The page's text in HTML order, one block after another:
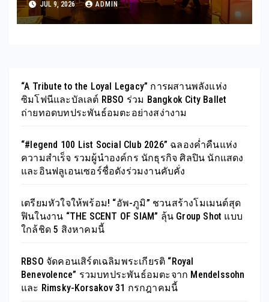
ไฟ ในธีม “SON(G)EVITY” 3-12
กรกฎาคม 2569
JUL 9, 2026 ADMIN
“A Tribute to the Loyal Legacy” การผสานพลังแห่ง
ซิมโฟนีและบัลเลต์ RBSO ร่วม Bangkok City Ballet
ถ่ายทอดบทประพันธ์อมตะอย่างสง่างาม
“#legend 100 List Social Club 2026” ฉลองค่ำคืนแห่ง
ความสำเร็จ รวมผู้นำองค์กร นักธุรกิจ ศิลปิน นักแสดง
และอินฟลูเอนเซอร์ชื่อดังร่วมงานคับคั่ง
เตรียมหัวใจให้พร้อม! “อัพ-ภูมิ” ชวนสร้างโมเมนต์สุด
ฟินในงาน “THE SCENT OF SIAM” ลุ้น Group Shot แบบ
ใกล้ชิด 5 สิงหาคมนี้
RBSO จัดคอนเสิร์ตเฉลิมพระเกียรติ “Royal
Benevolence” รวมบทประพันธ์อมตะจาก Mendelssohn
และ Rimsky-Korsakov 31 กรกฎาคมนี้